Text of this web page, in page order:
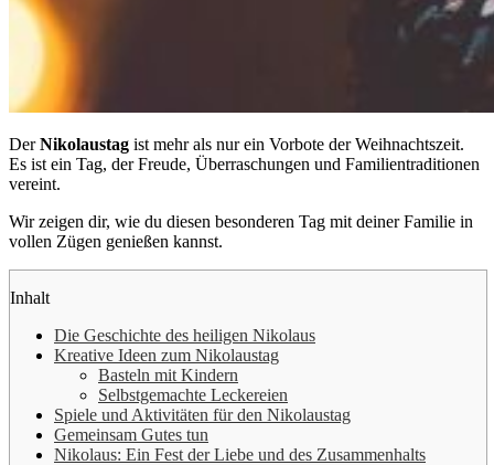
DerNikolaustag ist mehr als nur ein Vorbote der Weihnachtszeit.
Es ist ein Tag, der Freude, Überraschungen und Familientraditionen
vereint.
Wir zeigen dir, wie du diesen besonderen Tag mit deiner Familie in
vollen Zügen genießen kannst.
Inhalt
Die Geschichte des heiligen Nikolaus
Kreative Ideen zum Nikolaustag
Basteln mit Kindern
Selbstgemachte Leckereien
Spiele und Aktivitäten für den Nikolaustag
Gemeinsam Gutes tun
Nikolaus: Ein Fest der Liebe und des Zusammenhalts